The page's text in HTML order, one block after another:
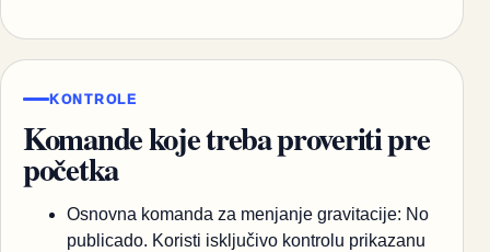
KONTROLE
Komande koje treba proveriti pre
početka
Osnovna komanda za menjanje gravitacije: No
publicado. Koristi isključivo kontrolu prikazanu